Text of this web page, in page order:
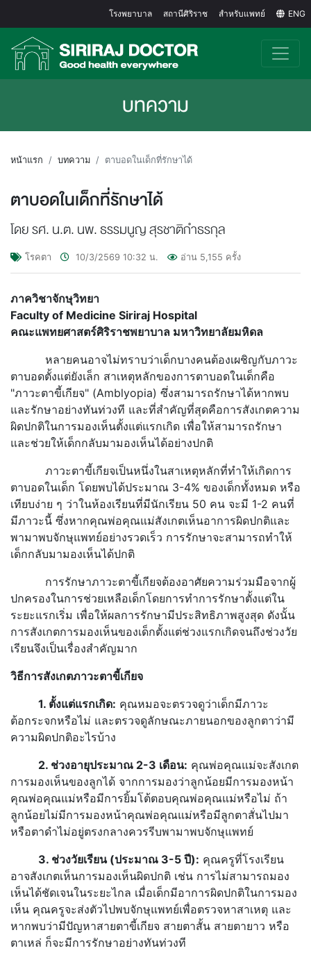
โรงพยาบาล สถานีศิริราช สำหรับแพทย์ ENG
บทความ
หน้าแรก บทความ ตาบอดในเด็กที่รักษาได้
ตาบอดในเด็กที่รักษาได้
โดย รศ. น.ต. นพ. ธรรมนูญ สุรชาติกำธรกุล
โรคตา 10/3/2569 10:32 น. อ่าน 5,155 ครั้ง
ภาควิชาจักษุวิทยา
Faculty of Medicine Siriraj Hospital
คณะแพทยศาสตร์ศิริราชพยาบาล มหาวิทยาลัยมหิดล
หลายคนอาจไม่ทราบว่าเด็กบางคนต้องเผชิญกับภาวะ
ตาบอดตั้งแต่ยังเล็ก สาเหตุหลักของการตาบอดในเด็กคือ
"ภาวะตาขี้เกียจ" (Amblyopia) ซึ่งสามารถรักษาได้หากพบ
และรักษาอย่างทันท่วงที และที่สำคัญที่สุดคือการสังเกตความ
ผิดปกติในการมองเห็นตั้งแต่แรกเกิด เพื่อให้สามารถรักษา
และช่วยให้เด็กกลับมามองเห็นได้อย่างปกติ
ภาวะตาขี้เกียจเป็นหนึ่งในสาเหตุหลักที่ทำให้เกิดการ
ตาบอดในเด็ก โดยพบได้ประมาณ 3-4% ของเด็กทั้งหมด หรือ
เทียบง่าย ๆ ว่าในห้องเรียนที่มีนักเรียน 50 คน จะมี 1-2 คนที่
มีภาวะนี้ ซึ่งหากคุณพ่อคุณแม่สังเกตเห็นอาการผิดปกติและ
พามาพบจักษุแพทย์อย่างรวดเร็ว การรักษาจะสามารถทำให้
เด็กกลับมามองเห็นได้ปกติ
การรักษาภาวะตาขี้เกียจต้องอาศัยความร่วมมือจากผู้
ปกครองในการช่วยเหลือเด็กโดยการทำการรักษาตั้งแต่ใน
ระยะแรกเริ่ม เพื่อให้ผลการรักษามีประสิทธิภาพสูงสุด ดังนั้น
การสังเกตการมองเห็นของเด็กตั้งแต่ช่วงแรกเกิดจนถึงช่วงวัย
เรียนจึงเป็นเรื่องสำคัญมาก
วิธีการสังเกตภาวะตาขี้เกียจ
1. ตั้งแต่แรกเกิด: คุณหมอจะตรวจดูว่าเด็กมีภาวะ
ต้อกระจกหรือไม่ และตรวจดูลักษณะภายนอกของลูกตาว่ามี
ความผิดปกติอะไรบ้าง
2. ช่วงอายุประมาณ 2-3 เดือน: คุณพ่อคุณแม่จะสังเกต
การมองเห็นของลูกได้ จากการมองว่าลูกน้อยมีการมองหน้า
คุณพ่อคุณแม่หรือมีการยิ้มโต้ตอบคุณพ่อคุณแม่หรือไม่ ถ้า
ลูกน้อยไม่มีการมองหน้าคุณพ่อคุณแม่หรือมีลูกตาสั่นไปมา
หรือตาดำไม่อยู่ตรงกลางควรรีบพามาพบจักษุแพทย์
3. ช่วงวัยเรียน (ประมาณ 3-5 ปี): คุณครูที่โรงเรียน
อาจสังเกตเห็นการมองเห็นผิดปกติ เช่น การไม่สามารถมอง
เห็นได้ชัดเจนในระยะไกล เมื่อเด็กมีอาการผิดปกติในการมอง
เห็น คุณครูจะส่งตัวไปพบจักษุแพทย์เพื่อตรวจหาสาเหตุ และ
หากพบว่ามีปัญหาสายตาขี้เกียจ สายตาสั้น สายตายาว หรือ
ตาเหล่ ก็จะมีการรักษาอย่างทันท่วงที